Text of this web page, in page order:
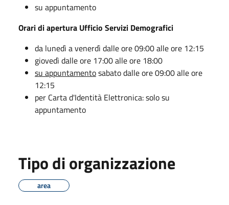
su appuntamento
Orari di apertura Ufficio Servizi Demografici
da lunedì a venerdì dalle ore 09:00 alle ore 12:15
giovedì dalle ore 17:00 alle ore 18:00
su appuntamentosabato dalle ore 09:00 alle ore
12:15
per Carta d'Identità Elettronica: solo su
appuntamento
Tipo di organizzazione
area